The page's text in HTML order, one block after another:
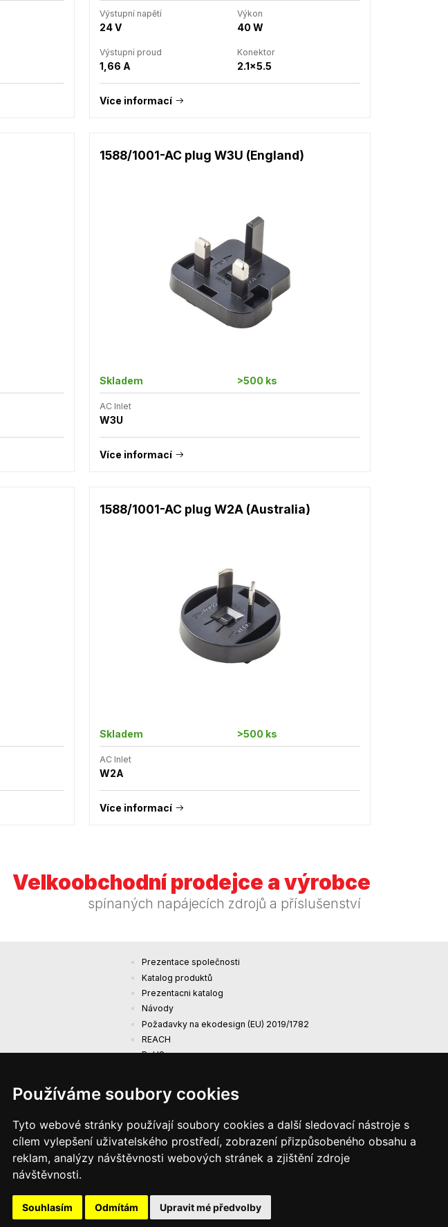
Používáme soubory cookies
Tyto webové stránky používají soubory cookies a další sledovací nástroje s
cílem vylepšení uživatelského prostředí, zobrazení přizpůsobeného obsahu a
reklam, analýzy návštěvnosti webových stránek a zjištění zdroje
návštěvnosti.
Souhlasím Odmítám Upravit mé předvolby
Výstupní napětí
24 V
Výkon
40 W
Výstupní proud
1,66 A
Konektor
2.1x5.5
Více informací
1588/1001-AC plug W3U (England)
Skladem >500 ks
AC Inlet
W3U
Více informací
1588/1001-AC plug W2A (Australia)
Skladem >500 ks
AC Inlet
W2A
Více informací
Velkoobchodní prodejce a výrobce
spínaných napájecích zdrojů a příslušenství
Prezentace společnosti
Katalog produktů
Prezentacni katalog
Návody
Požadavky na ekodesign (EU) 2019/1782
REACH
RoHS
FVE s podporou EU